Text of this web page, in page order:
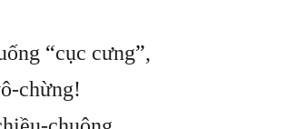
“cục cưng”,
chừng!